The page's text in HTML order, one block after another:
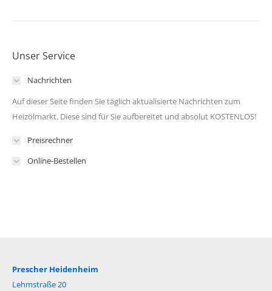
Unser Service
Nachrichten
Auf dieser Seite finden Sie täglich aktualisierte Nachrichten zum
Heizölmarkt. Diese sind für Sie aufbereitet und absolut KOSTENLOS!
Preisrechner
Online-Bestellen
Prescher Heidenheim
Lehmstraße 20